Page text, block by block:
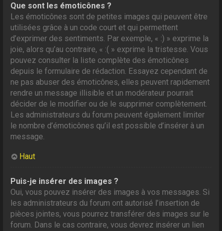
Que sont les émoticônes ?
Les émoticônes sont de petites images qui peuvent être
utilisées grâce à un code court et qui permettent
d’exprimer des sentiments. Par exemple, « :) » exprime la
joie, alors qu’au contraire, « :( » exprime la tristesse. Vous
pouvez consulter la liste complète des émoticônes
depuis le formulaire de rédaction. Essayez cependant de
ne pas abuser des émoticônes, elles peuvent rapidement
rendre un message illisible et un modérateur pourrait
décider de le modifier ou de le supprimer complètement.
Les administrateurs du forum peuvent également limiter
le nombre d’émoticônes qu’il est possible d’insérer à un
message.
Haut
Puis-je insérer des images ?
Oui, vous pouvez insérer des images à vos messages. Si
les administrateurs du forum ont autorisé l’insertion de
pièces jointes, vous pourrez transférer des images sur le
forum. Dans le cas contraire, vous devrez insérer un lien